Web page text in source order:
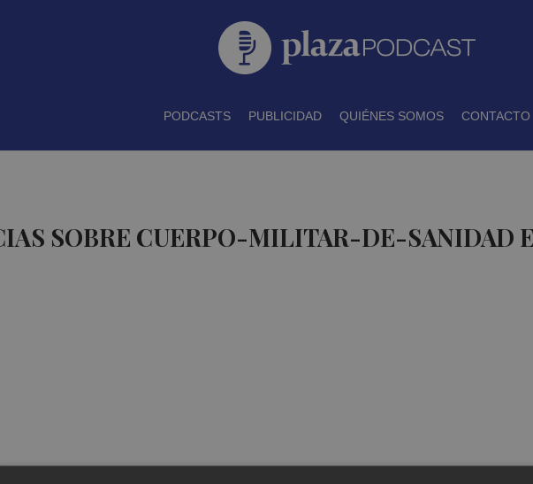
PODCASTS PUBLICIDAD QUIÉNES SOMOS CONTACTO
SOBRE CUERPO-MILITAR-DE-SANIDAD